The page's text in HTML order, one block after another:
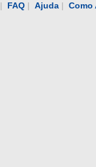
| FAQ | Ajuda | Como